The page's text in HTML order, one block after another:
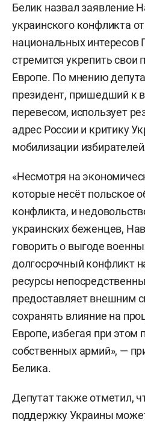
Белик назвал заявление
украинского конфликта
национальных интересов
стремится укрепить свои
Европе. По мнению
президент, пришедший к
перевесом, использует
адрес России и критику
мобилизации
«Несмотря на
которые несёт польское
конфликта, и
украинских беженцев,
говорить о выгоде
долгосрочный конфликт
ресурсы
предоставляет внешним
сохранять влияние на
Европе, избегая при этом
собственных армий», —
Белика.
Депутат также отметил,
поддержку Украины